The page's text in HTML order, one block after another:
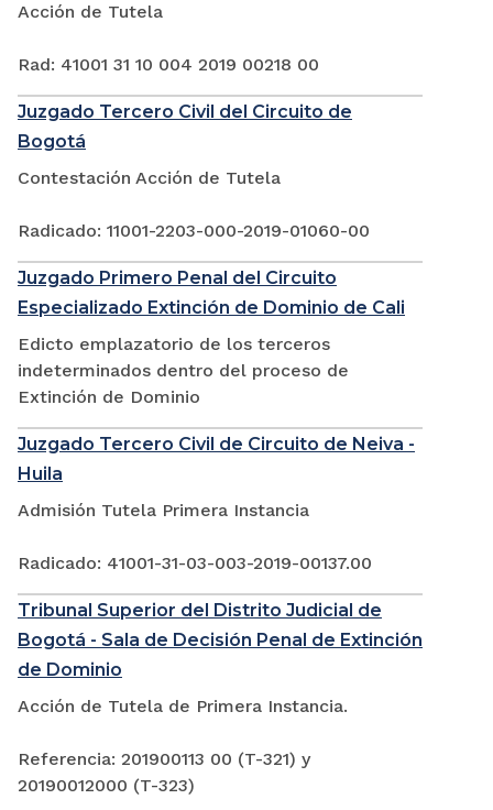
Acción de Tutela
Rad: 41001 31 10 004 2019 00218 00
Juzgado Tercero Civil del Circuito de
Bogotá
Contestación Acción de Tutela
Radicado: 11001-2203-000-2019-01060-00
Juzgado Primero Penal del Circuito
Especializado Extinción de Dominio de Cali
Edicto emplazatorio de los terceros
indeterminados dentro del proceso de
Extinción de Dominio
Juzgado Tercero Civil de Circuito de Neiva -
Huila
Admisión Tutela Primera Instancia
Radicado: 41001-31-03-003-2019-00137.00
Tribunal Superior del Distrito Judicial de
Bogotá - Sala de Decisión Penal de Extinción
de Dominio
Acción de Tutela de Primera Instancia.
Referencia: 201900113 00 (T-321) y
20190012000 (T-323)